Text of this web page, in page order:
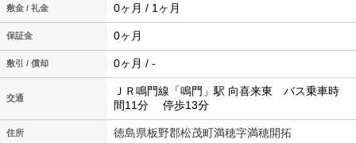
敷金 / 礼金 0ヶ月 / 1ヶ月
保証金 0ヶ月
敷引 / 償却 0ヶ月 / -
交通
ＪＲ鳴門線「鳴門」駅 向喜来東 バス乗車時
間11分 停歩13分
住所 徳島県板野郡松茂町満穂字満穂開拓